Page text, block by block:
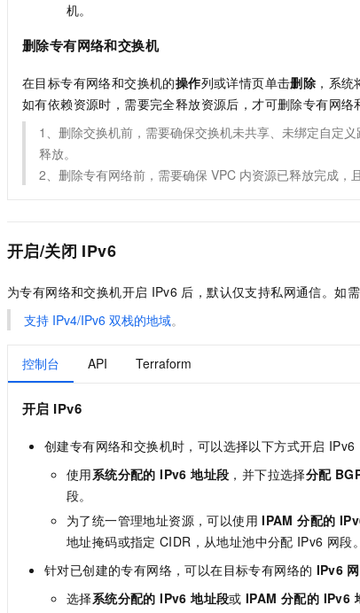
机。
删除专有网络和交换机
在目标专有网络和交换机的操作列或详情页单击删除 ，系
如有依赖资源时，需要完全释放资源后，才可删除专有网络
1、删除交换机前，需要确保交换机未共享、未绑定自定
释放。
2、删除专有网络前，需要确保 VPC 内资源已释放完成，
开启/关闭 IPv6
为专有网络和交换机开启 IPv6 后，默认仅支持私网通信。如
支持 IPv4/IPv6 双栈的地域。
控制台 API Terraform
开启 IPv6
创建专有网络和交换机时，可以选择以下方式开启 IPv6
使用系统分配的 IPv6 地址段 ，并下拉选择分配
段。
为了统一管理地址资源，可以使用 IPAM 分配的
地址掩码或指定 CIDR，从地址池中分配 IPv6 网段。
针对已创建的专有网络，可以在目标专有网络的 IPv6
选择系统分配的 IPv6 地址段或 IPAM 分配的 IPv6